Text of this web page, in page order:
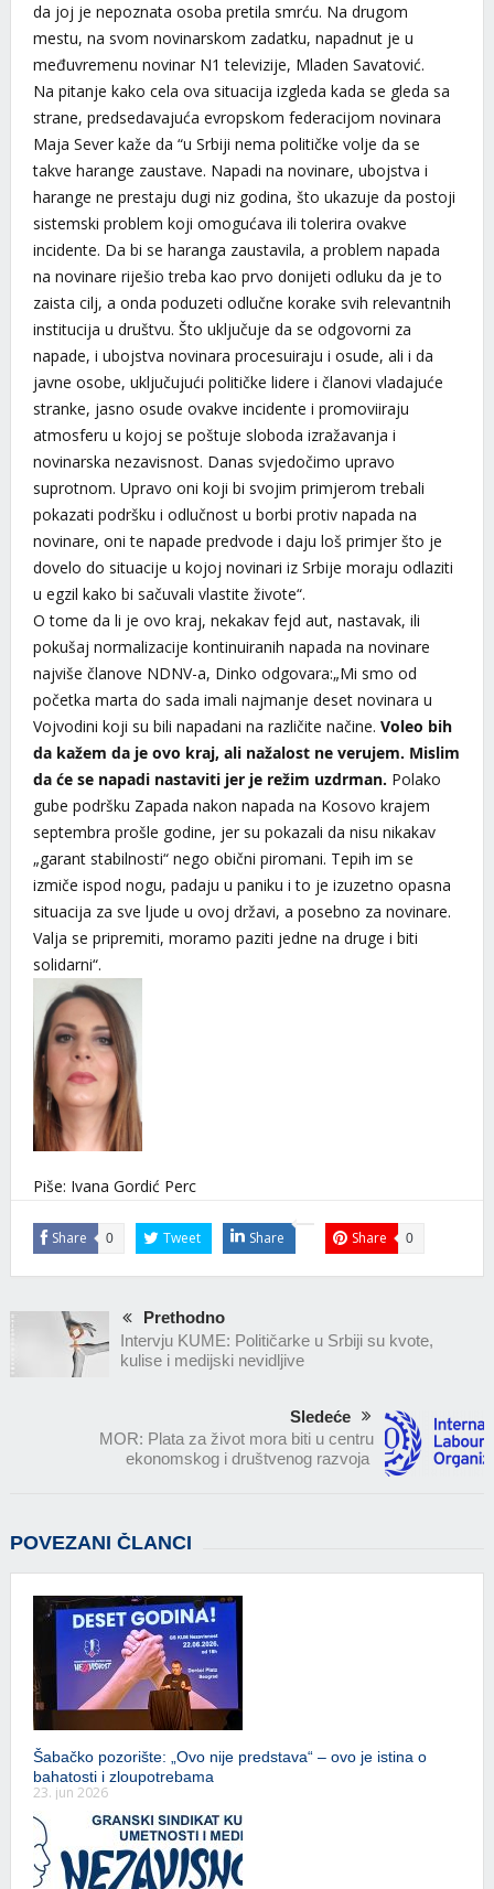
da joj je nepoznata osoba pretila smrću. Na drugom
mestu, na svom novinarskom zadatku, napadnut je u
međuvremenu novinar N1 televizije, Mladen Savatović.
Na pitanje kako cela ova situacija izgleda kada se gleda sa
strane, predsedavajuća evropskom federacijom novinara
Maja Sever kaže da “u Srbiji nema političke volje da se
takve harange zaustave. Napadi na novinare, ubojstva i
harange ne prestaju dugi niz godina, što ukazuje da postoji
sistemski problem koji omogućava ili tolerira ovakve
incidente. Da bi se haranga zaustavila, a problem napada
na novinare riješio treba kao prvo donijeti odluku da je to
zaista cilj, a onda poduzeti odlučne korake svih relevantnih
institucija u društvu. Što uključuje da se odgovorni za
napade, i ubojstva novinara procesuiraju i osude, ali i da
javne osobe, uključujući političke lidere i članovi vladajuće
stranke, jasno osude ovakve incidente i promoviiraju
atmosferu u kojoj se poštuje sloboda izražavanja i
novinarska nezavisnost. Danas svjedočimo upravo
suprotnom. Upravo oni koji bi svojim primjerom trebali
pokazati podršku i odlučnost u borbi protiv napada na
novinare, oni te napade predvode i daju loš primjer što je
dovelo do situacije u kojoj novinari iz Srbije moraju odlaziti
u egzil kako bi sačuvali vlastite živote“.
O tome da li je ovo kraj, nekakav fejd aut, nastavak, ili
pokušaj normalizacije kontinuiranih napada na novinare
najviše članove NDNV-a, Dinko odgovara:„Mi smo od
početka marta do sada imali najmanje deset novinara u
Vojvodini koji su bili napadani na različite načine. Voleo bih
da kažem da je ovo kraj, ali nažalost ne verujem. Mislim
da će se napadi nastaviti jer je režim uzdrman. Polako
gube podršku Zapada nakon napada na Kosovo krajem
septembra prošle godine, jer su pokazali da nisu nikakav
„garant stabilnosti“ nego obični piromani. Tepih im se
izmiče ispod nogu, padaju u paniku i to je izuzetno opasna
situacija za sve ljude u ovoj državi, a posebno za novinare.
Valja se pripremiti, moramo paziti jedne na druge i biti
solidarni“.
Piše: Ivana Gordić Perc
Share 0 Tweet Share Share 0
Prethodno
Intervju KUME: Političarke u Srbiji su kvote,
kulise i medijski nevidljive
Sledeće
MOR: Plata za život mora biti u centru
ekonomskog i društvenog razvoja
POVEZANI ČLANCI
Šabačko pozorište: „Ovo nije predstava“ – ovo je istina o
bahatosti i zloupotrebama
23. jun 2026